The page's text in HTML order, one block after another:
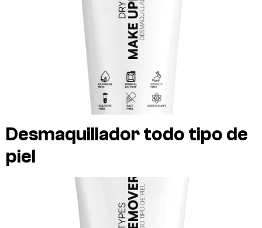
Desmaquillador todo tipo de
piel